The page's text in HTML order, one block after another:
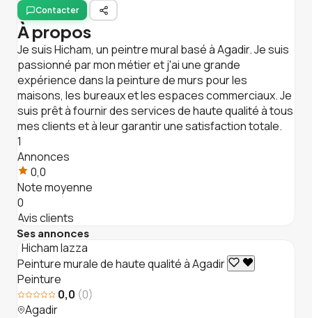
Contacter
À propos
Je suis Hicham, un peintre mural basé à Agadir. Je suis
passionné par mon métier et j'ai une grande
expérience dans la peinture de murs pour les
maisons, les bureaux et les espaces commerciaux. Je
suis prêt à fournir des services de haute qualité à tous
mes clients et à leur garantir une satisfaction totale.
1
Annonces
0,0
Note moyenne
0
Avis clients
Ses annonces
Hicham Iazza
Peinture murale de haute qualité à Agadir
Peinture
0,0 (0)
Agadir